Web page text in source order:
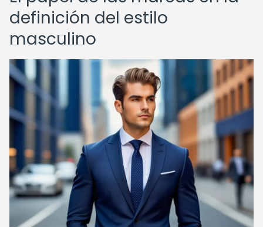
definición del estilo
masculino